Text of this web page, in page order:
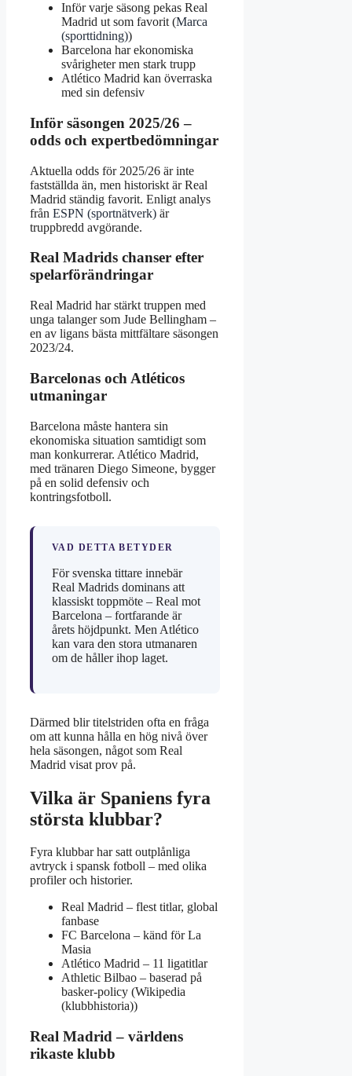
Inför varje säsong pekas Real
Madrid ut som favorit (Marca
(sporttidning))
Barcelona har ekonomiska
svårigheter men stark trupp
Atlético Madrid kan överraska
med sin defensiv
Inför säsongen 2025/26 –
odds och expertbedömningar
Aktuella odds för 2025/26 är inte
fastställda än, men historiskt är Real
Madrid ständig favorit. Enligt analys
från ESPN (sportnätverk) är
truppbredd avgörande.
Real Madrids chanser efter
spelarförändringar
Real Madrid har stärkt truppen med
unga talanger som Jude Bellingham –
en av ligans bästa mittfältare säsongen
2023/24.
Barcelonas och Atléticos
utmaningar
Barcelona måste hantera sin
ekonomiska situation samtidigt som
man konkurrerar. Atlético Madrid,
med tränaren Diego Simeone, bygger
på en solid defensiv och
kontringsfotboll.
VAD DETTA BETYDER
För svenska tittare innebär
Real Madrids dominans att
klassiskt toppmöte – Real mot
Barcelona – fortfarande är
årets höjdpunkt. Men Atlético
kan vara den stora utmanaren
om de håller ihop laget.
Därmed blir titelstriden ofta en fråga
om att kunna hålla en hög nivå över
hela säsongen, något som Real
Madrid visat prov på.
Vilka är Spaniens fyra
största klubbar?
Fyra klubbar har satt outplånliga
avtryck i spansk fotboll – med olika
profiler och historier.
Real Madrid – flest titlar, global
fanbase
FC Barcelona – känd för La
Masia
Atlético Madrid – 11 ligatitlar
Athletic Bilbao – baserad på
basker-policy (Wikipedia
(klubbhistoria))
Real Madrid – världens
rikaste klubb